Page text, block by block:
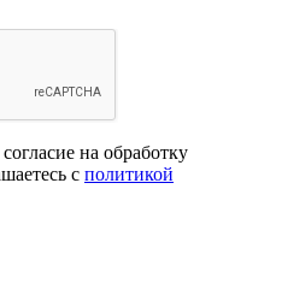
на обработку
с политикой